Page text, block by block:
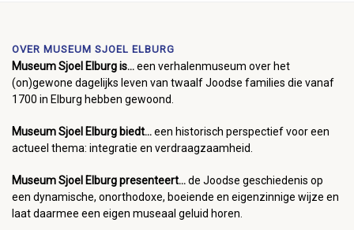
OVER MUSEUM SJOEL ELBURG
Museum Sjoel Elburg is...een verhalenmuseum over het
(on)gewone dagelijks leven van twaalf Joodse families die vanaf
1700 in Elburg hebben gewoond.
Museum Sjoel Elburg biedt...een historisch perspectief voor een
actueel thema: integratie en verdraagzaamheid.
Museum Sjoel Elburg presenteert...de Joodse geschiedenis op
een dynamische, onorthodoxe, boeiende en eigenzinnige wijze en
laat daarmee een eigen museaal geluid horen.